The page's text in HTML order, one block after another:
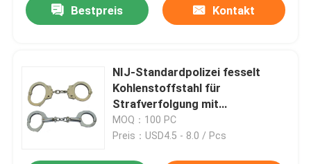
Bestpreis Kontakt
NIJ-Standardpolizei fesselt
Kohlenstoffstahl für
Strafverfolgung mit
Handschellen
MOQ：100 PC
Preis：USD4.5 - 8.0 / Pcs